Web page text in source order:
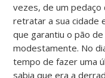
vezes, de um
retratar a sua cidade
que garantiu o pão
modestamente. No
tempo de fazer uma
sabia que era a